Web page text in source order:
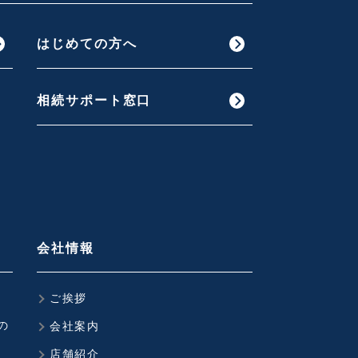
はじめての方へ
相続サポート窓口
会社情報
ご挨拶
会社案内
店舗紹介